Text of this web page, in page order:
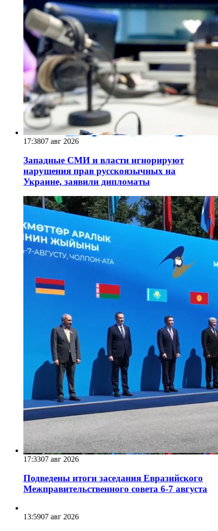
17:3807 авг 2026
Западные СМИ и власти игнорируют
нарушения прав русскоязычных на
Украине, заявили дипломаты
17:3307 авг 2026
Подведены итоги заседания Евразийского
Межправительственного совета 6-7 августа
13:5907 авг 2026